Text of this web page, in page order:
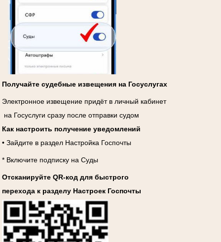
Получайте судебные извещения на Госуслугах
Электронное извещение придёт в личный кабинет
на Госуслуги сразу после отправки судом
Как настроить получение уведомлений
• Зайдите в раздел Настройка Госпочты
* Включите подписку на Суды
Отсканируйте QR-код для быстрого
перехода к разделу Настроек Госпочты